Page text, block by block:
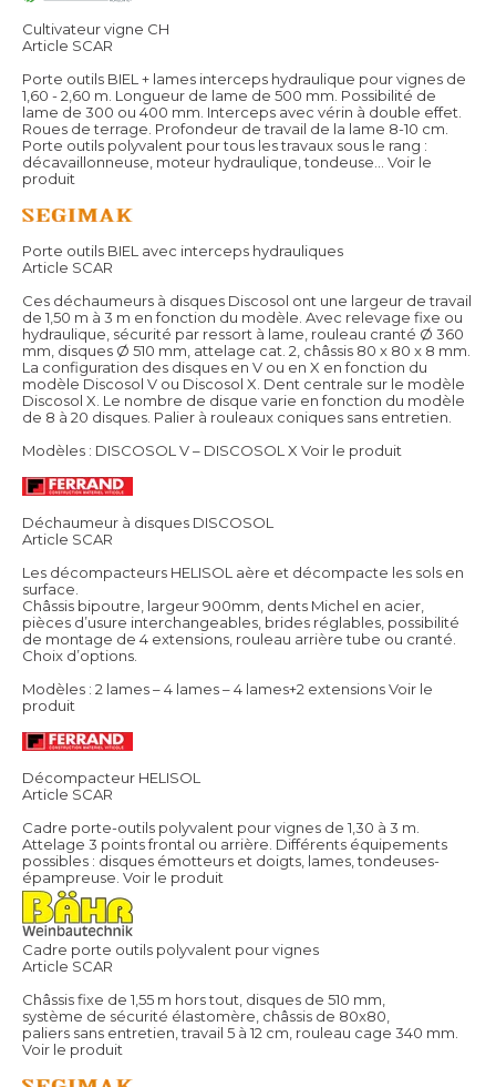
Cultivateur vigne CH
Article SCAR
Porte outils BIEL + lames interceps hydraulique pour vignes de
1,60 - 2,60 m. Longueur de lame de 500 mm. Possibilité de
lame de 300 ou 400 mm. Interceps avec vérin à double effet.
Roues de terrage. Profondeur de travail de la lame 8-10 cm.
Porte outils polyvalent pour tous les travaux sous le rang :
décavaillonneuse, moteur hydraulique, tondeuse...
Voir le
produit
Porte outils BIEL avec interceps hydrauliques
Article SCAR
Ces déchaumeurs à disques Discosol ont une largeur de travail
de 1,50 m à 3 m en fonction du modèle. Avec relevage fixe ou
hydraulique, sécurité par ressort à lame, rouleau cranté Ø 360
mm, disques Ø 510 mm, attelage cat. 2, châssis 80 x 80 x 8 mm.
La configuration des disques en V ou en X en fonction du
modèle Discosol V ou Discosol X. Dent centrale sur le modèle
Discosol X. Le nombre de disque varie en fonction du modèle
de 8 à 20 disques. Palier à rouleaux coniques sans entretien.
Modèles : DISCOSOL V – DISCOSOL X Voir le produit
Déchaumeur à disques DISCOSOL
Article SCAR
Les décompacteurs HELISOL aère et décompacte les sols en
surface.
Châssis bipoutre, largeur 900mm, dents Michel en acier,
pièces d’usure interchangeables, brides réglables, possibilité
de montage de 4 extensions, rouleau arrière tube ou cranté.
Choix d’options.
Modèles : 2 lames – 4 lames – 4 lames+2 extensionsVoir le
produit
Décompacteur HELISOL
Article SCAR
Cadre porte-outils polyvalent pour vignes de 1,30 à 3 m.
Attelage 3 points frontal ou arrière. Différents équipements
possibles : disques émotteurs et doigts, lames, tondeuses-
épampreuse. Voir le produit
Cadre porte outils polyvalent pour vignes
Article SCAR
Châssis fixe de 1,55 m hors tout, disques de 510 mm,
système de sécurité élastomère, châssis de 80x80,
paliers sans entretien, travail 5 à 12 cm, rouleau cage 340 mm.
Voir le produit